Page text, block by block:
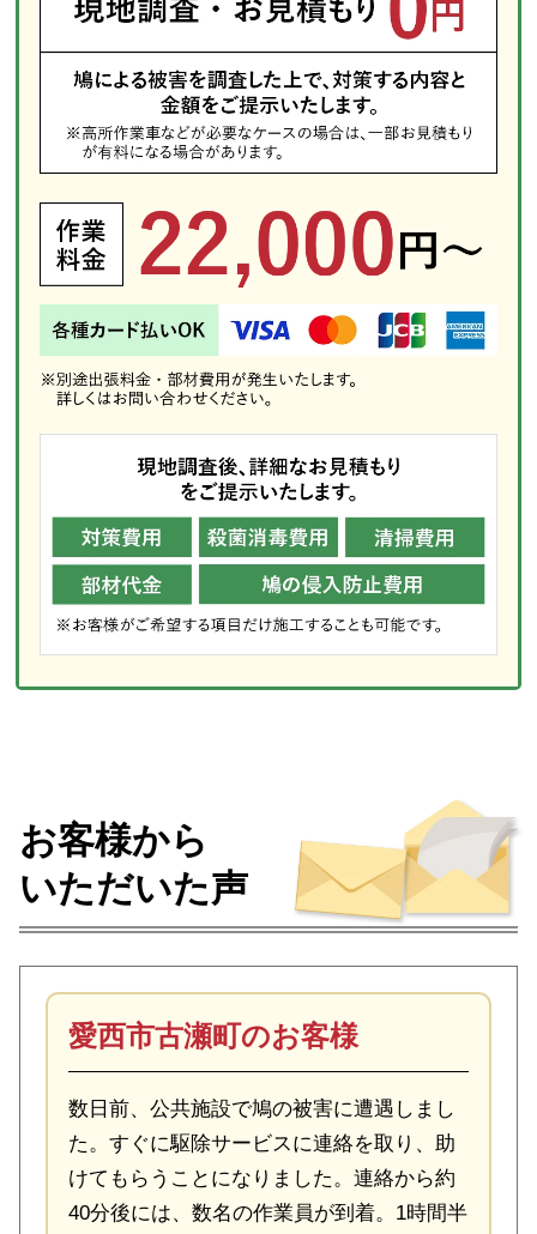
お客様から
いただいた声
愛西市古瀬町のお客様
数日前、公共施設で鳩の被害に遭遇しまし
た。すぐに駆除サービスに連絡を取り、助
けてもらうことになりました。連絡から約
40分後には、数名の作業員が到着。1時間半